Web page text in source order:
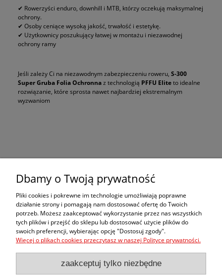
✔ Rowerzyści enduro, downhill i MTB, którzy oczekują maksymalnej
ochrony.
✔ Osoby ceniące wysoką jakość, trwałość i estetykę.
✔ Użytkownicy poszukujący łatwej w montażu i niezawodnej
ochrony ramy
Jeśli zależy Ci na niezawodnym zabezpieczeniu roweru, S-300
Super Gruba Folia Ochronnaz technologią PFFU Eliteto idealne
rozwiązanie, które sprosta nawet najbardziej ekstremalnym
wyzwaniom
Pomoc
Moje konto
Informacje
Dbamy o Twoją prywatność
Pliki cookies i pokrewne im technologie umożliwiają poprawne
działanie strony i pomagają nam dostosować ofertę do Twoich
potrzeb. Możesz zaakceptować wykorzystanie przez nas wszystkich
tych plików i przejść do sklepu lub dostosować użycie plików do
swoich preferencji, wybierając opcję "Dostosuj zgody".
Więcej o plikach cookies przeczytasz w naszej Polityce prywatności.
zaakceptuj tylko niezbędne